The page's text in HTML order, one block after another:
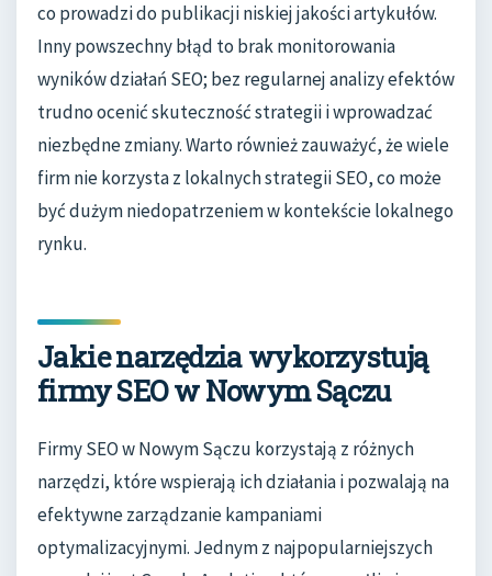
co prowadzi do publikacji niskiej jakości artykułów.
Inny powszechny błąd to brak monitorowania
wyników działań SEO; bez regularnej analizy efektów
trudno ocenić skuteczność strategii i wprowadzać
niezbędne zmiany. Warto również zauważyć, że wiele
firm nie korzysta z lokalnych strategii SEO, co może
być dużym niedopatrzeniem w kontekście lokalnego
rynku.
Jakie narzędzia wykorzystują
firmy SEO w Nowym Sączu
Firmy SEO w Nowym Sączu korzystają z różnych
narzędzi, które wspierają ich działania i pozwalają na
efektywne zarządzanie kampaniami
optymalizacyjnymi. Jednym z najpopularniejszych